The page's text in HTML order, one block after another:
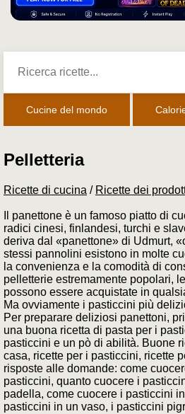
Cucine del mondo
Pelletteria
Ricette di cucina / Ricette dei
Il panettone è un famoso piatto di
radici cinesi, finlandesi, turchi e
deriva dal «panettone» di Udmurt,
stessi pannolini esistono in molte
la convenienza e la comodità di
pelletterie estremamente popolari,
possono essere acquistate in
Ma ovviamente i pasticcini più
Per preparare deliziosi panettoni,
una buona ricetta di pasta per i
pasticcini e un pò di abilità. Buone
casa, ricette per i pasticcini, ricette
risposte alle domande: come
pasticcini, quanto cuocere i
padella, come cuocere i pasticcini
pasticcini in un vaso, i pasticcini